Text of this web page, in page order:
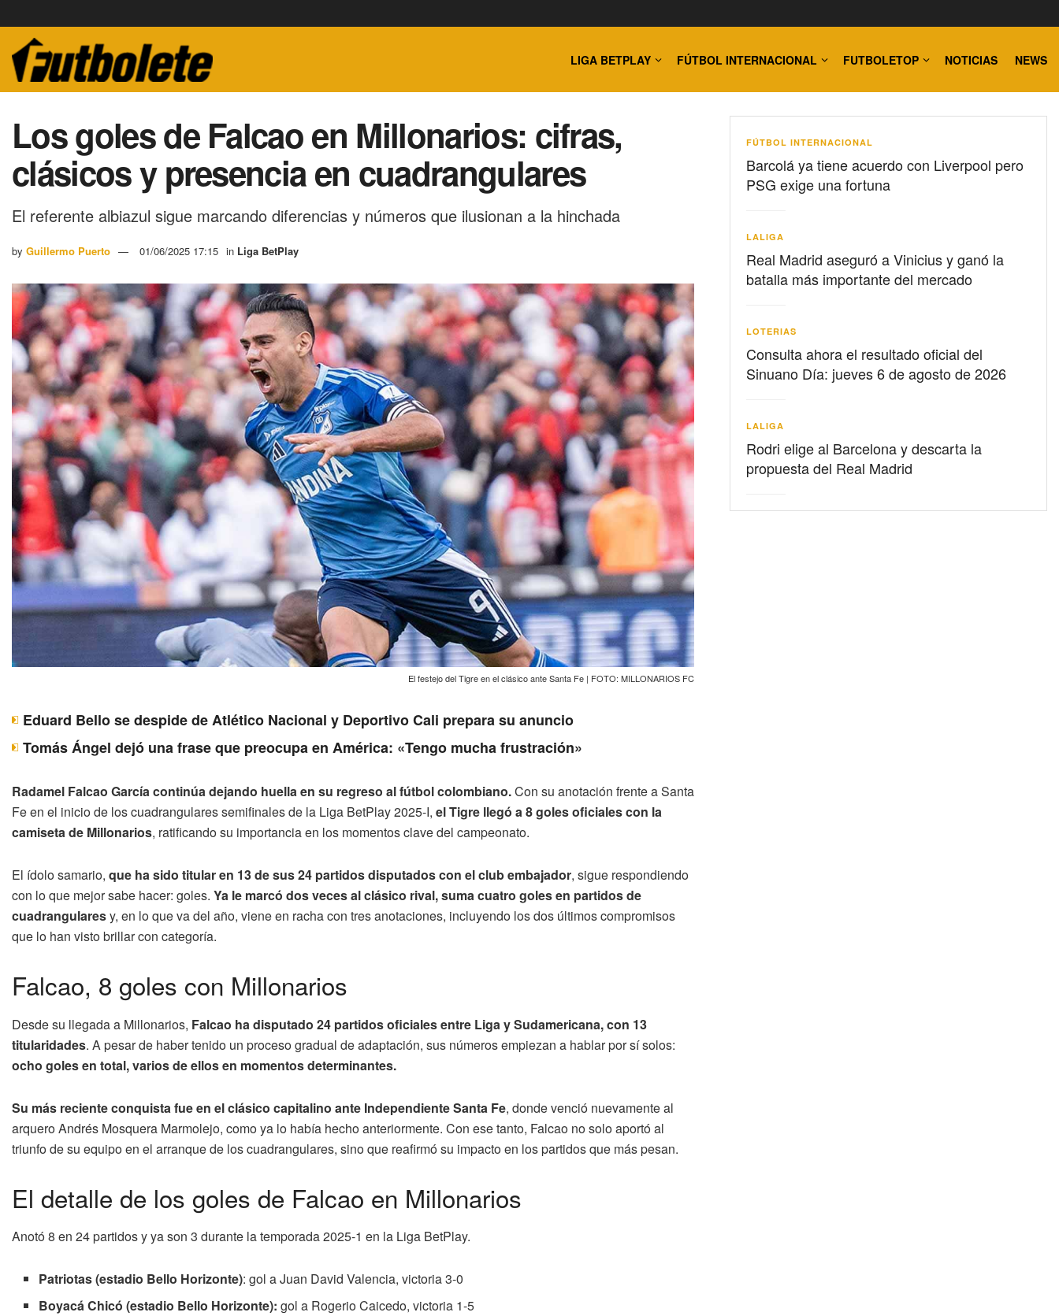
LIGA BETPLAY FÚTBOL INTERNACIONAL FUTBOLETOP NOTICIAS NEWS
Los goles de Falcao en Millonarios: cifras,
clásicos y presencia en cuadrangulares
El referente albiazul sigue marcando diferencias y números que ilusionan a la hinchada
by Guillermo Puerto 01/06/2025 17:15 in Liga BetPlay
El festejo del Tigre en el clásico ante Santa Fe | FOTO: MILLONARIOS FC
Eduard Bello se despide de Atlético Nacional y Deportivo Cali prepara su anuncio
Tomás Ángel dejó una frase que preocupa en América: «Tengo mucha frustración»
Radamel Falcao García continúa dejando huella en su regreso al fútbol colombiano.Con su anotación frente a Santa
Fe en el inicio de los cuadrangulares semifinales de la Liga BetPlay 2025-I, el Tigre llegó a 8 goles oficiales con la
camiseta de Millonarios, ratificando su importancia en los momentos clave del campeonato.
El ídolo samario, que ha sido titular en 13 de sus 24 partidos disputados con el club embajador, sigue respondiendo
con lo que mejor sabe hacer: goles. Ya le marcó dos veces al clásico rival, suma cuatro goles en partidos de
cuadrangularesy, en lo que va del año, viene en racha con tres anotaciones, incluyendo los dos últimos compromisos
que lo han visto brillar con categoría.
Falcao, 8 goles con Millonarios
Desde su llegada a Millonarios, Falcao ha disputado 24 partidos oficiales entre Liga y Sudamericana, con 13
titularidades. A pesar de haber tenido un proceso gradual de adaptación, sus números empiezan a hablar por sí solos:
ocho goles en total, varios de ellos en momentos determinantes.
Su más reciente conquista fue en el clásico capitalino ante Independiente Santa Fe, donde venció nuevamente al
arquero Andrés Mosquera Marmolejo, como ya lo había hecho anteriormente. Con ese tanto, Falcao no solo aportó al
triunfo de su equipo en el arranque de los cuadrangulares, sino que reafirmó su impacto en los partidos que más pesan.
El detalle de los goles de Falcao en Millonarios
Anotó 8 en 24 partidos y ya son 3 durante la temporada 2025-1 en la Liga BetPlay.
Patriotas (estadio Bello Horizonte): gol a Juan David Valencia, victoria 3-0
Boyacá Chicó (estadio Bello Horizonte): gol a Rogerio Caicedo, victoria 1-5
FÚTBOL INTERNACIONAL
Barcolá ya tiene acuerdo con Liverpool pero
PSG exige una fortuna
LALIGA
Real Madrid aseguró a Vinicius y ganó la
batalla más importante del mercado
LOTERIAS
Consulta ahora el resultado oficial del
Sinuano Día: jueves 6 de agosto de 2026
LALIGA
Rodri elige al Barcelona y descarta la
propuesta del Real Madrid